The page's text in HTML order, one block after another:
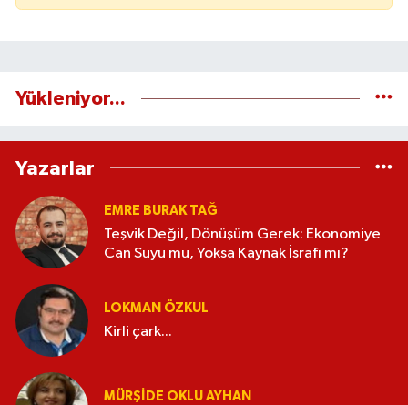
Yükleniyor...
Yazarlar
EMRE BURAK TAĞ
Teşvik Değil, Dönüşüm Gerek: Ekonomiye
Can Suyu mu, Yoksa Kaynak İsrafı mı?
LOKMAN ÖZKUL
Kirli çark...
MÜRŞIDE OKLU AYHAN